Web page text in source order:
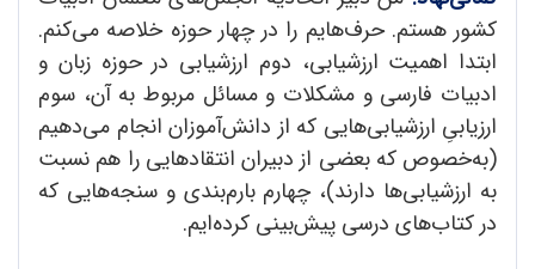
کشور هستم. حرف‌هایم را در چهار حوزه خلاصه می‌کنم.
ابتدا اهمیت ارزشیابی، دوم ارزشیابی در حوزه زبان و
ادبیات فارسی و مشکلات و مسائل مربوط به آن، سوم
ارزیابیِ ارزشیابی‌هایی که از دانش‌آموزان انجام می‌دهیم
(به‌خصوص که بعضی از دبیران انتقاد‌هایی را هم نسبت
به ارزشیابی‌ها دارند)، چهارم بارم‌بندی و سنجه‌هایی که
در کتاب‌های درسی پیش‌بینی کرده‌ایم.